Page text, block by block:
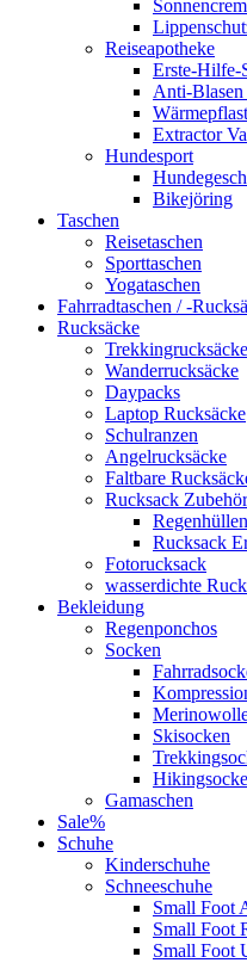
Reiseapotheke
Erste-Hilfe-
Anti-Blasen
Extractor
Hundesport
Bikejöring
Taschen
Reisetaschen
Sporttaschen
Yogataschen
Fahrradtaschen / -
Rucksäcke
Trekkingrucksäcke
Wanderrucksäcke
Daypacks
Laptop Rucksäcke
Schulranzen
Angelrucksäcke
Faltbare
Rucksack Zubehör
Regenhüllen
Rucksack
Fotorucksack
wasserdichte
Bekleidung
Regenponchos
Socken
Skisocken
Hikingsocke
Gamaschen
Sale%
Schuhe
Kinderschuhe
Schneeschuhe
Small Foot
Small Foot
Small Foot